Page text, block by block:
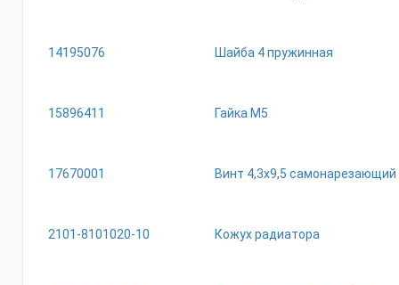
14195076 Шайба 4 пружинная
15896411 Гайка М5
17670001 Винт 4,3х9,5 самонарезающий
2101-8101020-10 Кожух радиатора